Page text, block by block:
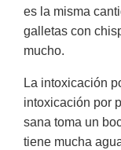
es la misma
galletas con
mucho.
La intoxicación
intoxicación por
sana toma un
tiene mucha